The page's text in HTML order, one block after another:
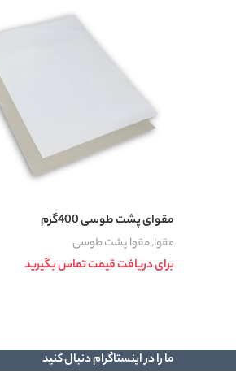
مقوای پشت طوسی 400گرم
مقوا,مقوا پشت طوسی
برای دریافت قیمت تماس بگیرید
ما را در اینستاگرام دنبال کنید